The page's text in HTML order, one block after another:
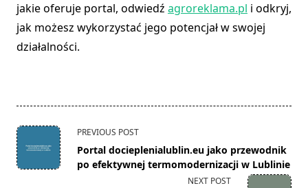
jakie oferuje portal, odwiedź agroreklama.pl i odkryj,
jak możesz wykorzystać jego potencjał w swojej
działalności.
<span
class="nav-
subtitle
PREVIOUS POST
Portal docieplenialublin.eu jako przewodnik
po efektywnej termomodernizacji w Lublinie
NEXT POST